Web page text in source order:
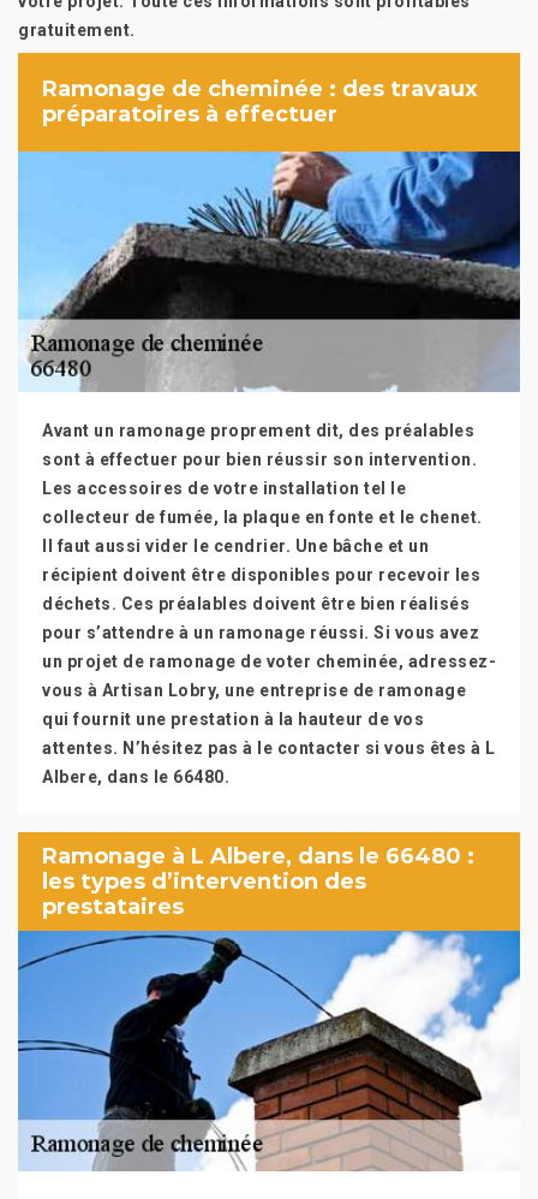
gratuitement.
Ramonage de cheminée : des travaux
préparatoires à effectuer
Avant un ramonage proprement dit, des préalables
sont à effectuer pour bien réussir son intervention.
Les accessoires de votre installation tel le
collecteur de fumée, la plaque en fonte et le chenet.
Il faut aussi vider le cendrier. Une bâche et un
récipient doivent être disponibles pour recevoir les
déchets. Ces préalables doivent être bien réalisés
pour s’attendre à un ramonage réussi. Si vous avez
un projet de ramonage de voter cheminée, adressez-
vous à Artisan Lobry, une entreprise de ramonage
qui fournit une prestation à la hauteur de vos
attentes. N’hésitez pas à le contacter si vous êtes à L
Albere, dans le 66480.
Ramonage à L Albere, dans le 66480 :
les types d’intervention des
prestataires